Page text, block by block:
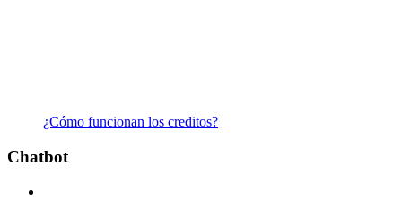
¿Cómo funcionan los creditos?
Chatbot